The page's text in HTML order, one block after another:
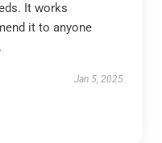
It works
it to anyone
Jan 5, 2025